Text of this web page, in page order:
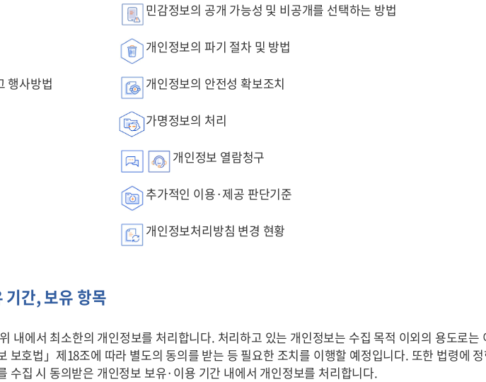
민감정보의 공개 가능성 및 비공개를 선택하는 방법
개인정보의 파기 절차 및 방법
행사방법 개인정보의 안전성 확보조치
가명정보의 처리
개인정보 열람청구
추가적인 이용·제공 판단기준
개인정보처리방침 변경 현황
기간, 보유 항목
내에서 최소한의 개인정보를 처리합니다. 처리하고 있는 개인정보는 수집 목적 이외의 용도로는
보호법」제18조에 따라 별도의 동의를 받는 등 필요한 조치를 이행할 예정입니다. 또한 법령에
수집 시 동의받은 개인정보 보유·이용 기간 내에서 개인정보를 처리합니다.